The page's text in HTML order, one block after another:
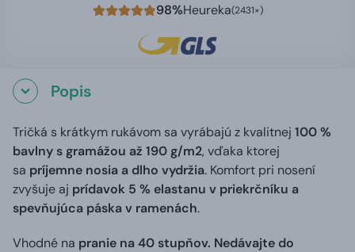
98%Heureka(2431×)
Popis
Tričká s krátkym rukávom sa vyrábajú z kvalitnej 100 %
bavlny s gramážou až 190 g/m2, vďaka ktorej
sa príjemne nosia a dlho vydržia. Komfort pri nosení
zvyšuje aj prídavok 5 % elastanu v priekrčníku a
spevňujúca páska v ramenách.
Vhodné na pranie na 40 stupňov. Nedávajte do